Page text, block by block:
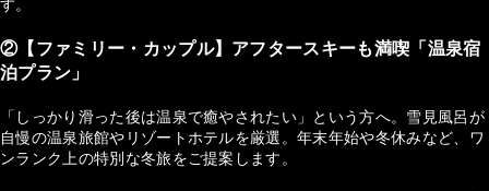
す。
②【ファミリー・カップル】アフタースキーも満喫「温泉宿
泊プラン」
「しっかり滑った後は温泉で癒やされたい」という方へ。雪見風呂が
自慢の温泉旅館やリゾートホテルを厳選。年末年始や冬休みなど、ワ
ンランク上の特別な冬旅をご提案します。